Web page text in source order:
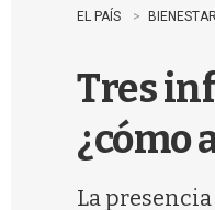
EL PAÍS BIENESTAR
Tres
¿cómo
La